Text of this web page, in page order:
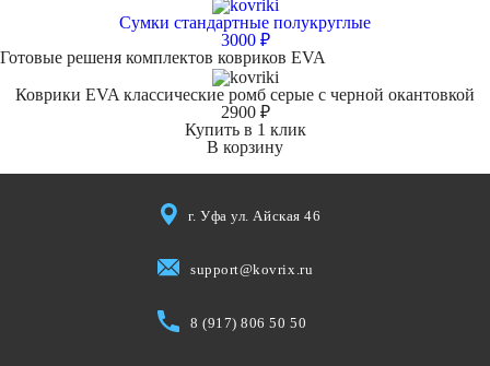
Сумки стандартные полукруглые
3000 ₽
Готовые решеня комплектов ковриков EVA
Коврики EVA классические ромб серые с черной окантовкой
2900 ₽
Купить в 1 клик
В корзину
г. Уфа ул. Айская 46
support@kovrix.ru
8 (917) 806 50 50